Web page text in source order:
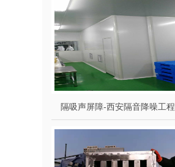
隔吸声屏障-西安隔音降噪工程